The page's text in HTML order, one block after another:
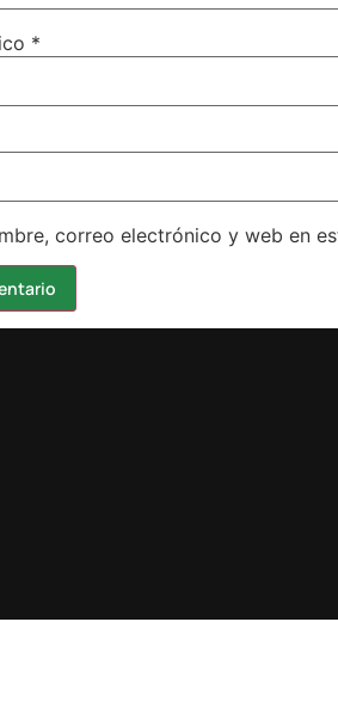
*
correo electrónico y web en